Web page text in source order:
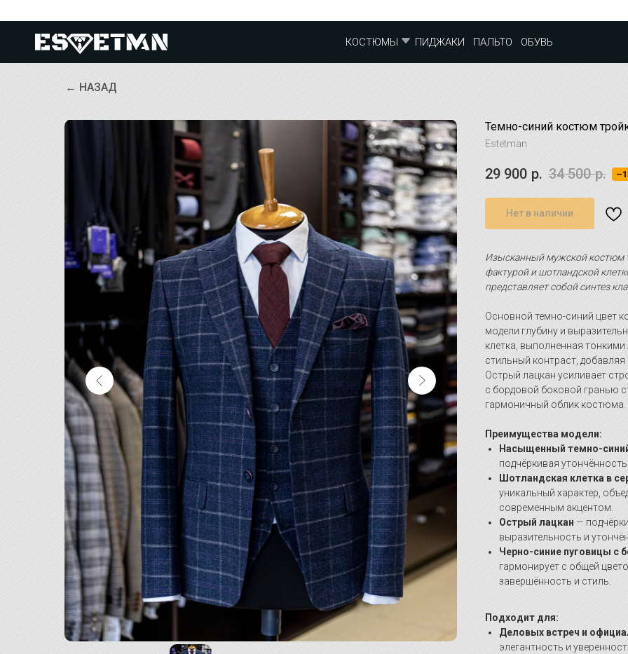
КОСТЮМЫ ПИДЖАКИ ПАЛЬТО ОБУВЬ
← НАЗАД
Темно-синий костюм
Estetman
29 900 р. 34 500 р.
Нет в наличии
Изысканный мужской костюм
фактурой и шотландской
представляет собой синтез
Основной темно-синий цвет
модели глубину и
клетка, выполненная
стильный контраст,
Острый лацкан усиливает
с бордовой боковой гранью
гармоничный облик костюма.
Преимущества модели:
Насыщенный темно-
подчёркивая
Шотландская клетка в
уникальный характер,
современным акцентом.
Острый лацкан —
выразительность и
Черно-синие пуговицы с
гармонирует с общей
завершённость и стиль.
Подходит для:
Деловых встреч и
элегантность и